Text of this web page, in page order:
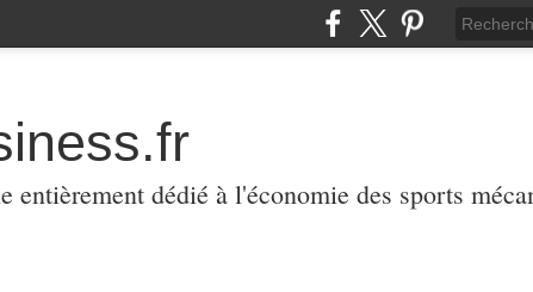
entièrement dédié à l'économie des sports